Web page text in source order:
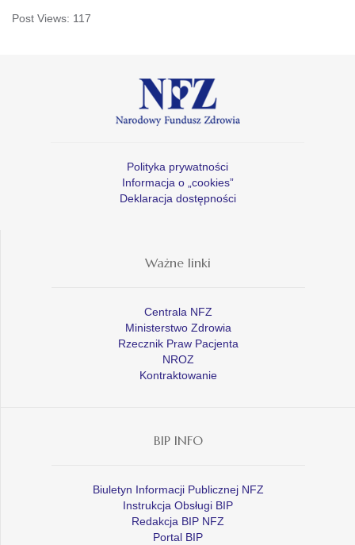
Post Views: 117
Polityka prywatności
Informacja o „cookies”
Deklaracja dostępności
Ważne linki
Centrala NFZ
Ministerstwo Zdrowia
Rzecznik Praw Pacjenta
NROZ
Kontraktowanie
BIP INFO
Biuletyn Informacji Publicznej NFZ
Instrukcja Obsługi BIP
Redakcja BIP NFZ
Portal BIP